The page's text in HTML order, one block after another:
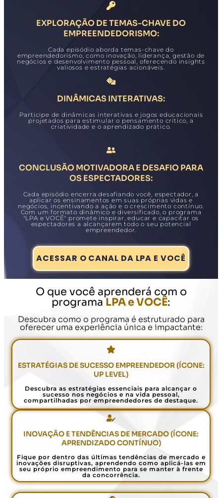
EXPLORAÇÃO DE TEMAS-CHAVE DO
EMPREENDEDORISMO:
Cada episódio aborda temas-chave do
empreendedorismo, como inovação, liderança, gestão de
negócios e desenvolvimento pessoal, oferecendo insights
valiosos e estratégias acionáveis.
DINÂMICAS INTERATIVAS:
Participe de dinâmicas interativas e jogos educacionais
projetados para estimular o pensamento crítico, a
criatividade e o aprendizado prático.
CONCLUSÃO MOTIVADORA E DESAFIO PARA
OS ESPECTADORES:
Cada episódio encerra desafiando você, espectador, a
aplicar os ensinamentos em suas próprias vidas e
negócios, incentivando a ação e o crescimento contínuo.
Com um formato dinâmico e diversificado, o programa
"LPA e VOCÊ" promete inspirar, educar e capacitar os
espectadores a alcançarem todo o seu potencial
empreendedor.
ACESSAR O CANAL DA LPA E VOCÊ
O que você aprenderá com o
programaLPA e VOCÊ:
Descubra como o programa é estruturado para
oferecer uma experiência única e impactante:
ESTRATÉGIAS DE SUCESSO EMPREENDEDOR (ÍCONE:
UP LEVEL)
Descubra as estratégias essenciais para alcançar o
sucesso nos negócios e na vida pessoal,
compartilhadas por empreendedores de destaque.
INOVAÇÃO E TENDÊNCIAS DE MERCADO (ÍCONE:
APRENDIZADO CONTÍNUO)
Fique por dentro das últimas tendências de mercado e
inovações disruptivas, aprendendo como aplicá-las em
seu próprio empreendimento para se manter à frente
da concorrência.